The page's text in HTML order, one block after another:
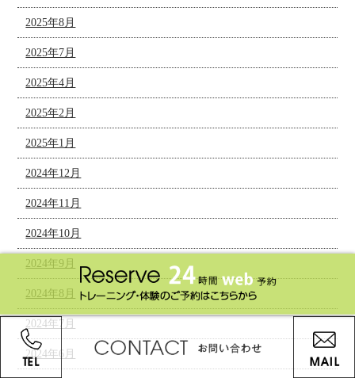
2025年8月
2025年7月
2025年4月
2025年2月
2025年1月
2024年12月
2024年11月
2024年10月
2024年9月
2024年8月
2024年7月
2024年6月